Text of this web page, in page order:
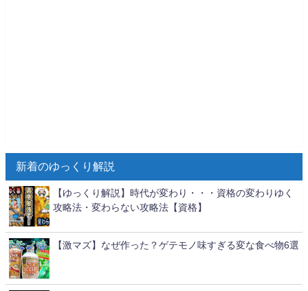
新着のゆっくり解説
【ゆっくり解説】時代が変わり・・・資格の変わりゆく
攻略法・変わらない攻略法【資格】
【激マズ】なぜ作った？ゲテモノ味すぎる変な食べ物6選